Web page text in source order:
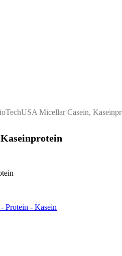
Micellar Casein,
Protein - Kasein